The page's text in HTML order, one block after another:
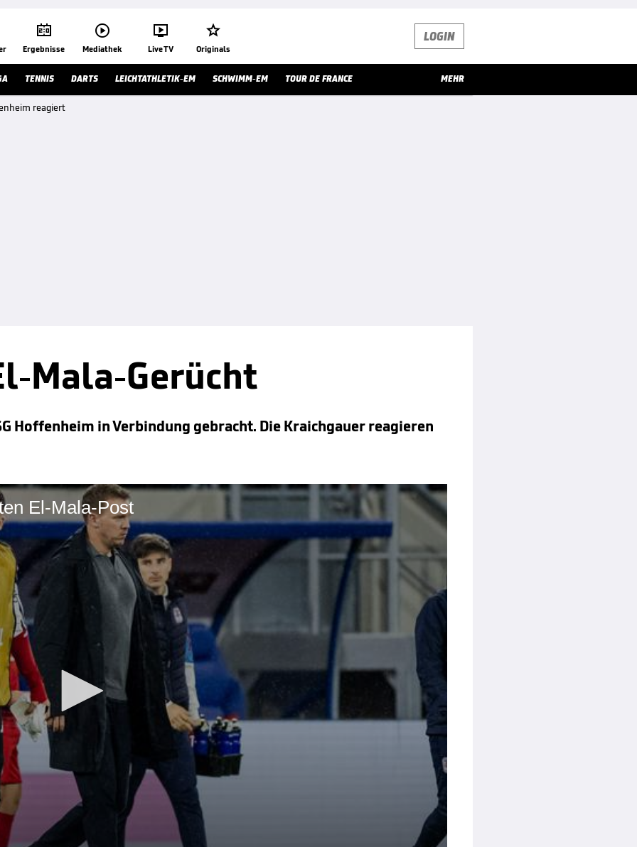

Ergebnisse

Mediathek

Live TV

Originals
LOGIN
TENNIS DARTS LEICHTATHLETIK-EM SCHWIMM-EM TOUR DE FRANCE MEHR
reagiert
Mala-Gerücht
Hoffenheim in Verbindung gebracht. Die Kraichgauer reagieren
El-Mala-Post